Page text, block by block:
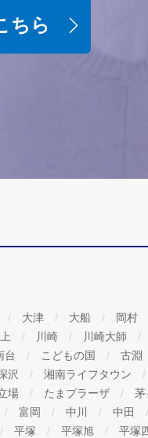
ちら
大津 大船 岡村
川崎 川崎大師
台 こどもの国 古淵
沢 湘南ライフタウン
場 たまプラーザ 茅
富岡 中川 中田
平塚 平塚旭 平塚